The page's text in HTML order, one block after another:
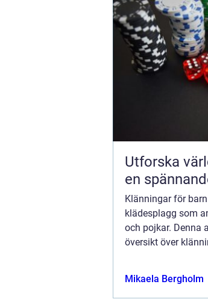
Utforska
en
Klänningar för
klädesplagg som
och pojkar. Denna
översikt över
Mikaela Bergholm